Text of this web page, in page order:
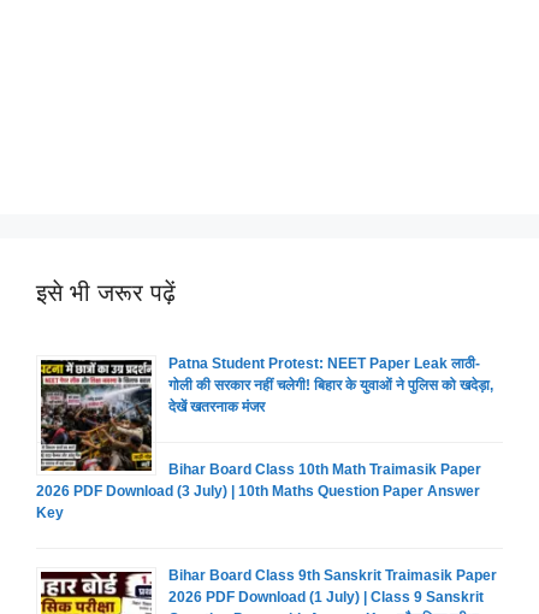
इसे भी जरूर पढ़ें
Patna Student Protest: NEET Paper Leak लाठी-
गोली की सरकार नहीं चलेगी! बिहार के युवाओं ने पुलिस को खदेड़ा,
देखें खतरनाक मंजर
Bihar Board Class 10th Math Traimasik Paper
2026 PDF Download (3 July) | 10th Maths Question Paper Answer
Key
Bihar Board Class 9th Sanskrit Traimasik Paper
2026 PDF Download (1 July) | Class 9 Sanskrit